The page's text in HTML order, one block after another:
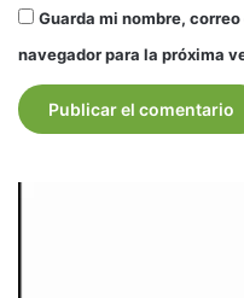
Guarda mi nombre,
navegador para la próxima